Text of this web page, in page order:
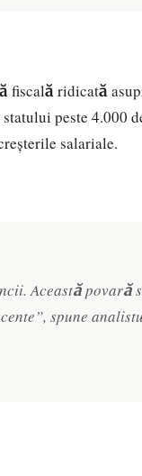
fiscală ridicată
peste 4.000
salariale.
Această povară
spune